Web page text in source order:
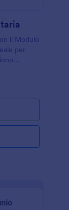
il Modulo
per